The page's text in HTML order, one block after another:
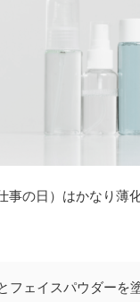
事の日）はかなり薄
フェイスパウダーを